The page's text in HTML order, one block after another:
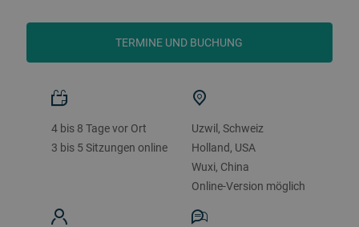
TERMINE UND BUCHUNG
4 bis 8 Tage vor Ort
3 bis 5 Sitzungen online
Uzwil, Schweiz
Holland, USA
Wuxi, China
Online-Version möglich